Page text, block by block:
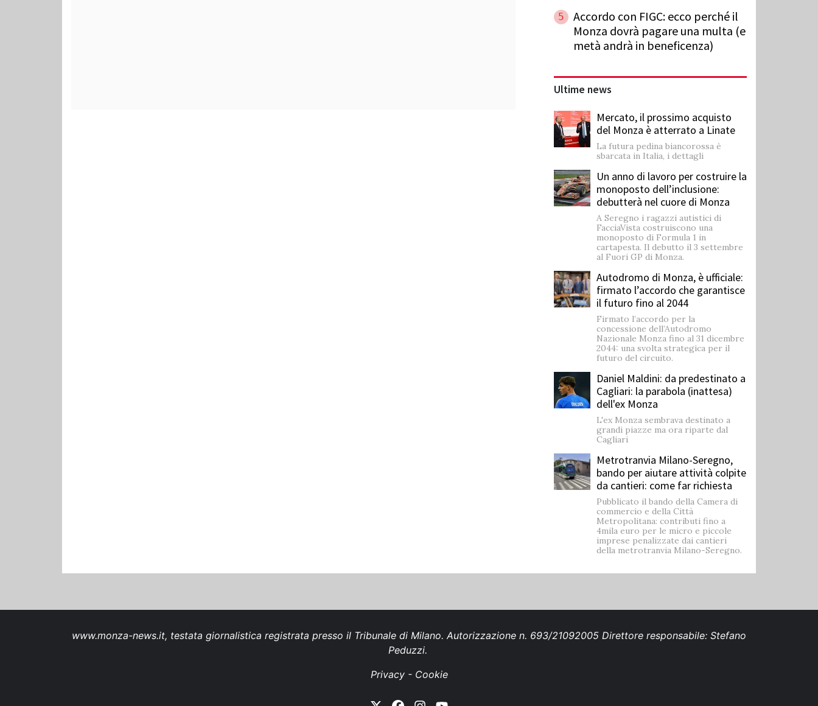
5
Accordo con FIGC: ecco perché il
Monza dovrà pagare una multa (e
metà andrà in beneficenza)
Ultime news
Mercato, il prossimo acquisto
del Monza è atterrato a Linate
La futura pedina biancorossa è
sbarcata in Italia, i dettagli
Un anno di lavoro per costruire la
monoposto dell’inclusione:
debutterà nel cuore di Monza
A Seregno i ragazzi autistici di
FacciaVista costruiscono una
monoposto di Formula 1 in
cartapesta. Il debutto il 3 settembre
al Fuori GP di Monza.
Autodromo di Monza, è ufficiale:
firmato l’accordo che garantisce
il futuro fino al 2044
Firmato l’accordo per la
concessione dell’Autodromo
Nazionale Monza fino al 31 dicembre
2044: una svolta strategica per il
futuro del circuito.
Daniel Maldini: ​da predestinato a
Cagliari: la parabola (inattesa)
dell'ex Monza
L'ex Monza sembrava destinato a
grandi piazze ma ora riparte dal
Cagliari
Metrotranvia Milano-Seregno,
bando per aiutare attività colpite
da cantieri: come far richiesta
Pubblicato il bando della Camera di
commercio e della Città
Metropolitana: contributi fino a
4mila euro per le micro e piccole
imprese penalizzate dai cantieri
della metrotranvia Milano-Seregno.
www.monza-news.it, testata giornalistica registrata presso il Tribunale di Milano. Autorizzazione n. 693/21092005 Direttore responsabile: Stefano
Peduzzi.
Privacy- Cookie